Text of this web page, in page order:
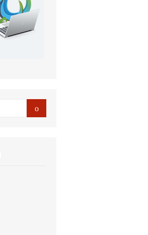
Поиск